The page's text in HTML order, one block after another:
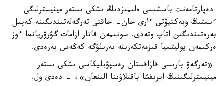
دەپارتامەنت باسشىسى ەلىمىزدىڭ ىشكى ىستەر مينيسترلىگى
ءىستىڭ وبەكتيۆتى ءارى جان- جاقتى تەرگەلەتىندىگىنە كەپىل
بەرەتىندىگىن اتاپ وتەدى. سونىمەن قاتار ازامات گۋرۋريانعا ءوز
ەركىمەن پوليتسيا قىزمەتكەرىنە بەرىلۋگە كەڭەس بەرەدى.
«تەرگەۋ بارىسى قازاقستان رەسپۋبليكاسى ىشكى ىستەر
مينيسترلىگىنىڭ ايرىقشا باقىلاۋىنا الىنعان»، - دەدى ول.